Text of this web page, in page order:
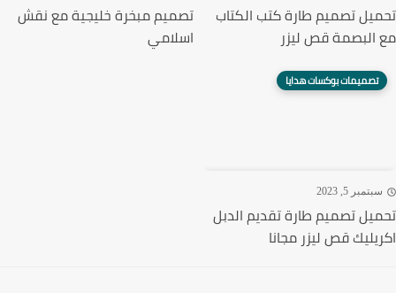
تصميم طارة كتب الكتاب
قص ليزر
تصميم مبخرة خليجية مع نقش
اسلامي
تصميمات بوكسات هدايا
5, 2023
تصميم طارة تقديم الدبل
قص ليزر مجانا